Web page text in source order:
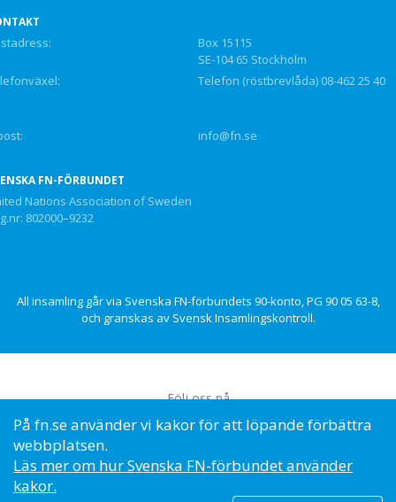
Box 15115
SE-104 65 Stockholm
Telefon (röstbrevlåda) 08-462 25 40
info@fn.se
FN-FÖRBUNDET
Nations Association of Sweden
802000–9232
All insamling går via Svenska FN-förbundets 90-konto, PG 90 05 63-8,
och granskas av Svensk Insamlingskontroll.
Följ oss på
© Svenska FN-förbundet, 2023
På fn.se använder vi kakor för att löpande förbättra
webbplatsen.
Läs mer om hur Svenska FN-förbundet använder
kakor.